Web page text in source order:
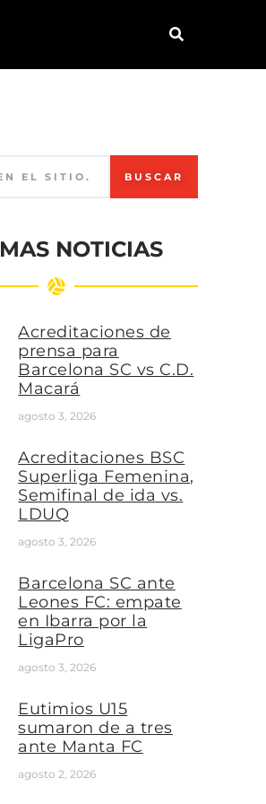
BUSCAR
NOTICIAS
Acreditaciones de
prensa para
Barcelona SC vs C.D.
Macará
agosto 3, 2026
Acreditaciones BSC
Superliga Femenina,
Semifinal de ida vs.
LDUQ
agosto 3, 2026
Barcelona SC ante
Leones FC: empate
en Ibarra por la
LigaPro
agosto 3, 2026
Eutimios U15
sumaron de a tres
ante Manta FC
agosto 2, 2026